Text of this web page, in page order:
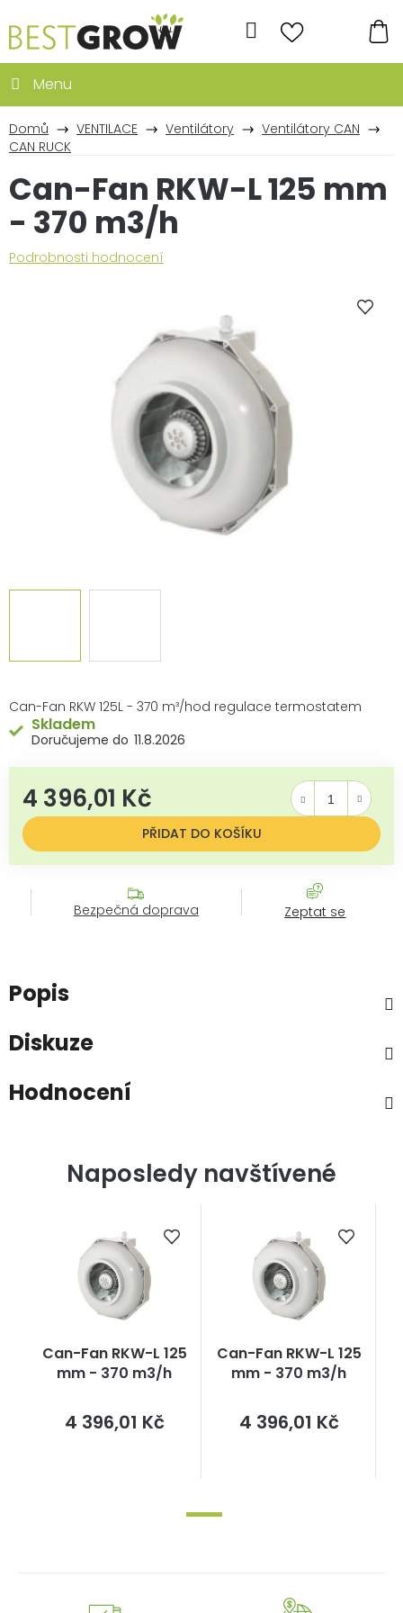
na
obsah
Hledat
Domů VENTILACE Ventilátory
Ventilátory CAN
CAN RUCK
Can-Fan RKW 125L - 370 m³/hod regulace termostatem
Skladem
11.8.2026
4 396,01 Kč
PŘIDAT DO KOŠÍKU
Bezpečná doprava Zeptat se
Can-Fan RKW-L 125 mm
- 370 m3/h
Průměrné
Podrobnosti hodnocení
Popis
Diskuze
Hodnocení
Naposledy navštívené
Can-Fan RKW-L 125
mm - 370 m3/h
4 396,01 KčMěrná
cena:
Can-Fan RKW-L 125
mm - 370 m3/h
4 396,01 KčMěrná
cena: